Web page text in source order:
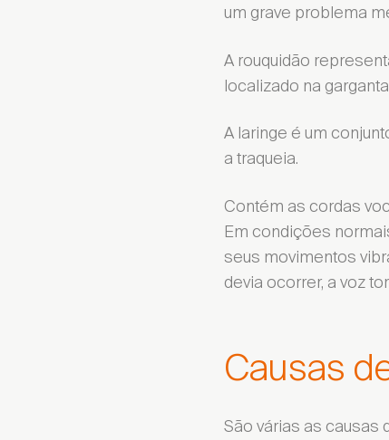
um grave problema
A rouquidão
localizado na
A laringe é um
a traqueia.
Contém as cordas
Em condições
seus movimentos
devia ocorrer, a voz
Causas
São várias as causas